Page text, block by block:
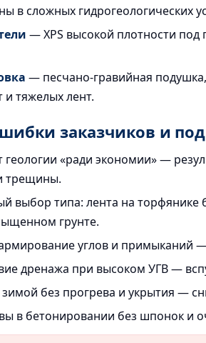
в сложных гидрогеологических
— XPS высокой плотности
— песчано-гравийная
и тяжелых лент.
заказчиков и
геологии «ради экономии» —
трещины.
выбор типа: лента на торфянике
грунте.
углов и примыканий
дренажа при высоком УГВ —
зимой без прогрева и укрытия —
в бетонировании без шпонок и